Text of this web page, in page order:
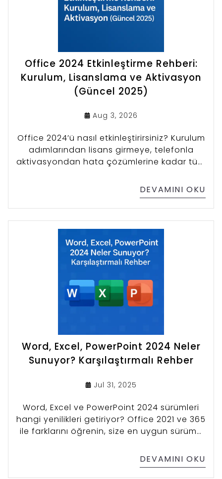
Office 2024 Etkinleştirme Rehberi:
Kurulum, Lisanslama ve Aktivasyon
(Güncel 2025)
Aug 3, 2026
Office 2024’ü nasıl etkinleştirirsiniz? Kurulum
adımlarından lisans girmeye, telefonla
aktivasyondan hata çözümlerine kadar tüm
DEVAMINI OKU
Word, Excel, PowerPoint 2024 Neler
Sunuyor? Karşılaştırmalı Rehber
Jul 31, 2025
Word, Excel ve PowerPoint 2024 sürümleri
hangi yenilikleri getiriyor? Office 2021 ve 365
ile farklarını öğrenin, size en uygun sürümü
DEVAMINI OKU